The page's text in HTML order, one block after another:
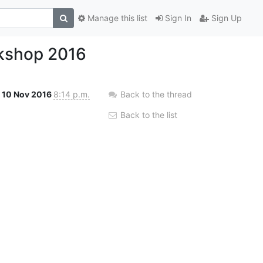
Sign In Sign Up
Manage this list
2016
10 Nov 2016 8:14 p.m. Back to the thread
Back to the list